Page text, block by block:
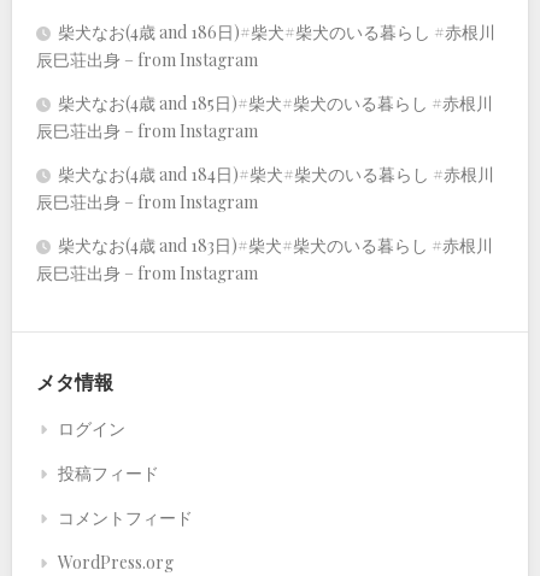
柴犬なお(4歳 and 186日)#柴犬#柴犬のいる暮らし #赤根川
辰巳荘出身 – from Instagram
柴犬なお(4歳 and 185日)#柴犬#柴犬のいる暮らし #赤根川
辰巳荘出身 – from Instagram
柴犬なお(4歳 and 184日)#柴犬#柴犬のいる暮らし #赤根川
辰巳荘出身 – from Instagram
柴犬なお(4歳 and 183日)#柴犬#柴犬のいる暮らし #赤根川
辰巳荘出身 – from Instagram
メタ情報
ログイン
投稿フィード
コメントフィード
WordPress.org